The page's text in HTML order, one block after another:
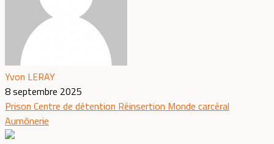
Yvon LERAY
8 septembre 2025
Prison Centre de détention Réinsertion Monde carcéral
Aumônerie